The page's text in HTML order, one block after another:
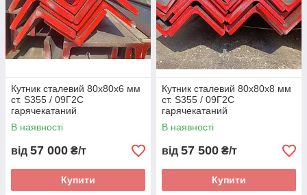
Кутник сталевий 80х80х6 мм
ст. S355 / 09Г2С
гарячекатаний
В наявності
від 57 000 ₴/т
Купити
Кутник сталевий 80х80х8 мм
ст. S355 / 09Г2С
гарячекатаний
В наявності
від 57 500 ₴/т
Купити